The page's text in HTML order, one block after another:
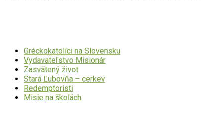
Gréckokatolíci na Slovensku
Vydavateľstvo Misionár
Zasvätený život
Stará Ľubovňa – cerkev
Redemptoristi
Misie na školách